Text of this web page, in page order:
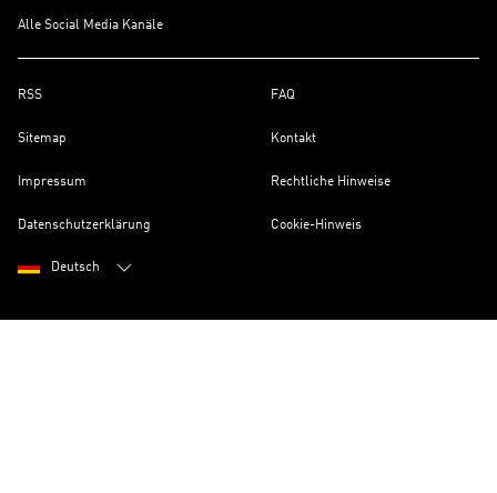
Alle Social Media Kanäle
RSS FAQ
Sitemap Kontakt
Impressum Rechtliche Hinweise
Datenschutzerklärung Cookie-Hinweis
Deutsch